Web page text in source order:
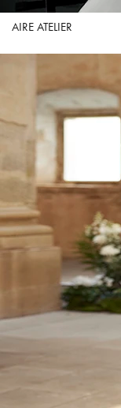
AIRE ATELIER